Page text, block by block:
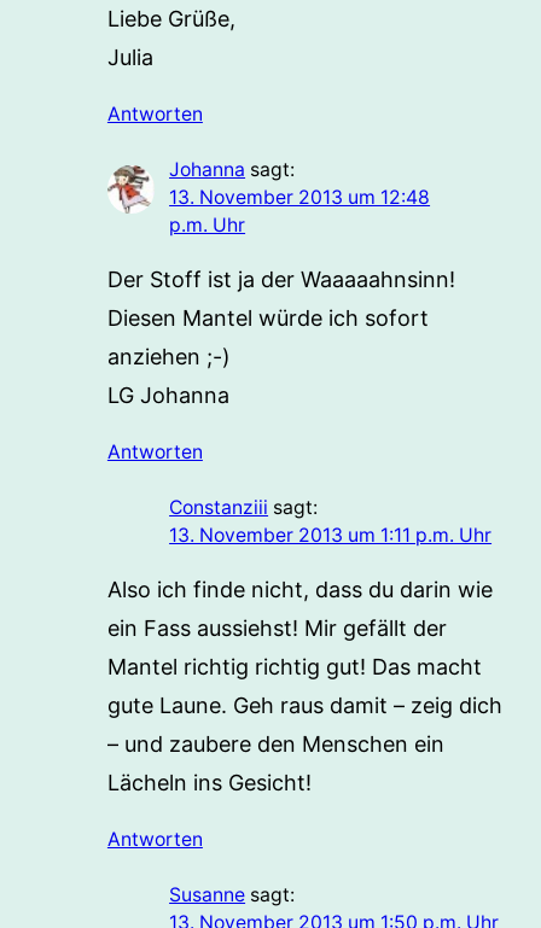
Liebe Grüße,
Julia
Antworten
Johanna sagt:
13. November 2013 um 12:48
p.m. Uhr
Der Stoff ist ja der Waaaaahnsinn!
Diesen Mantel würde ich sofort
anziehen ;-)
LG Johanna
Antworten
Constanziii sagt:
13. November 2013 um 1:11 p.m. Uhr
Also ich finde nicht, dass du darin wie
ein Fass aussiehst! Mir gefällt der
Mantel richtig richtig gut! Das macht
gute Laune. Geh raus damit – zeig dich
– und zaubere den Menschen ein
Lächeln ins Gesicht!
Antworten
Susanne sagt:
13. November 2013 um 1:50 p.m. Uhr